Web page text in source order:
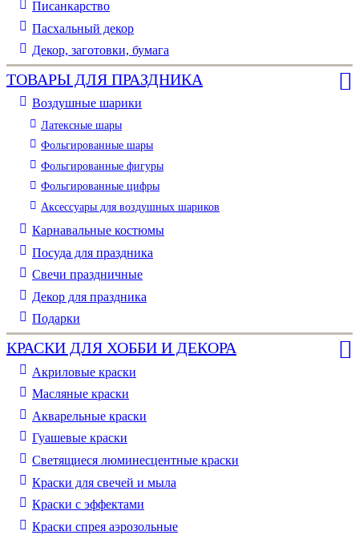
Писанкарство
Пасхальный декор
Декор, заготовки, бумага
ТОВАРЫ ДЛЯ ПРАЗДНИКА
Воздушные шарики
Латексные шары
Фольгированные шары
Фольгированные фигуры
Фольгированные цифры
Аксессуары для воздушных шариков
Карнавальные костюмы
Посуда для праздника
Свечи праздничные
Декор для праздника
Подарки
КРАСКИ ДЛЯ ХОББИ И ДЕКОРА
Акриловые краски
Масляные краски
Акварельные краски
Гуашевые краски
Светящиеся люминесцентные краски
Краски для свечей и мыла
Краски с эффектами
Краски спрея аэрозольные